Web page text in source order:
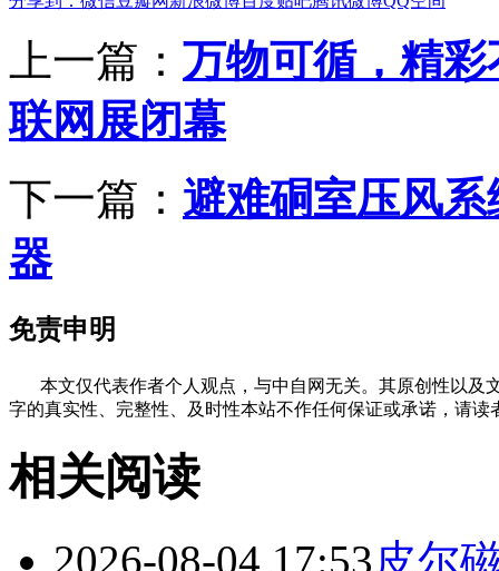
上一篇： 万物可循，精
联网展闭幕
下一篇： 避难硐室压风
器
免责申明
本文仅代表作者个人观点，与中自网无关。其原创性以及
字的真实性、完整性、及时性本站不作任何保证或承诺，请
相关阅读
2026-08-04 17:53皮尔